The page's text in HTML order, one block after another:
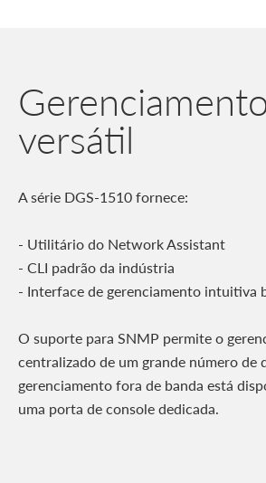
versátil
A série DGS-1510 fornece:
- Utilitário do Network Assistant
- CLI padrão da indústria
- Interface de gerenciamento intuitiva
O suporte para SNMP permite o
centralizado de um grande número de
gerenciamento fora de banda está
uma porta de console dedicada.